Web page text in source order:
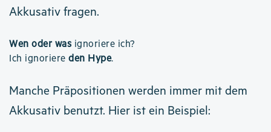
Akkusativ fragen.
Wen oder was ignoriere ich?
Ich ignoriere den Hype.
Manche Präpositionen werden immer mit dem
Akkusativ benutzt. Hier ist ein Beispiel: